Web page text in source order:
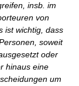
insb. im
von
ist wichtig, dass
soweit
oder
hinaus eine
um